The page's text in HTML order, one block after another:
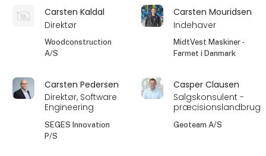
Carsten Kaldal
Direktør
Woodconstruction
A/S
Carsten Mouridsen
Indehaver
MidtVest Maskiner -
Farmet i Danmark
Carsten Pedersen
Direktør, Software
Engineering
SEGES Innovation
P/S
Casper Clausen
Salgskonsulent -
præcisionslandbrug
Geoteam A/S